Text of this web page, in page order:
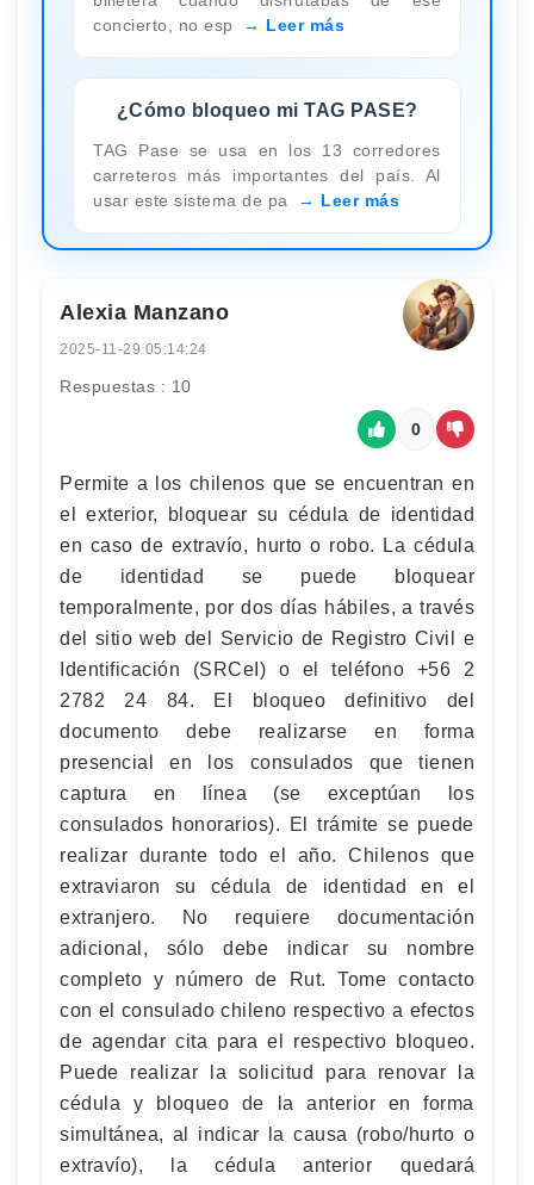
concierto, no esp
Leer más
¿Cómo bloqueo mi TAG PASE?
TAG Pase se usa en los 13 corredores
carreteros más importantes del país. Al
usar este sistema de pa
Leer más
Alexia Manzano
2025-11-29 05:14:24
Respuestas : 10
0
Permite a los chilenos que se encuentran en
el exterior, bloquear su cédula de identidad
en caso de extravío, hurto o robo. La cédula
de identidad se puede bloquear
temporalmente, por dos días hábiles, a través
del sitio web del Servicio de Registro Civil e
Identificación (SRCeI) o el teléfono +56 2
2782 24 84. El bloqueo definitivo del
documento debe realizarse en forma
presencial en los consulados que tienen
captura en línea (se exceptúan los
consulados honorarios). El trámite se puede
realizar durante todo el año. Chilenos que
extraviaron su cédula de identidad en el
extranjero. No requiere documentación
adicional, sólo debe indicar su nombre
completo y número de Rut. Tome contacto
con el consulado chileno respectivo a efectos
de agendar cita para el respectivo bloqueo.
Puede realizar la solicitud para renovar la
cédula y bloqueo de la anterior en forma
simultánea, al indicar la causa (robo/hurto o
extravío), la cédula anterior quedará